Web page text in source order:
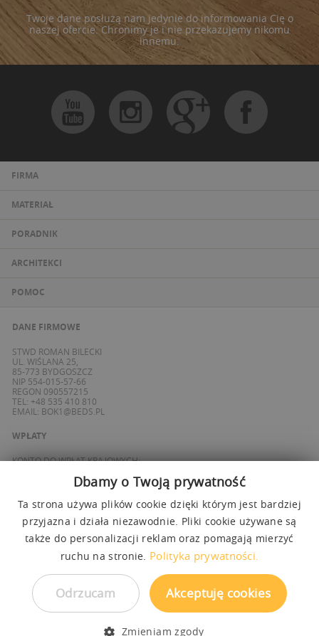
Twoje dane posłużą nam jedynie do informowania Cię o
naszej ofercie. Chronimy je i nie przekazujemy nikomu
innemu.
FIRMA
MATERIAŁ
PORADNIK
ARCHITEKCI
POMOC
DANE FIRMOWE
STWD ROMAN BILECKI
UL. WIŚLANA 25,
85-773 BYDGOSZCZ
NIP 554-015-57-66
REGON 090557215
TEL: +48 535 410 810
EMAIL: BOK1@BEDS.PL
WPŁATY
KONTO DO WPŁAT KRAJOWYCH:
69 1050 1139 1000 0090 8355 0765
KONTO DO WPŁAT SPOZA POLSKI / FOREIGN PAYMENTS:
BANK ING
PL 27 1050 1139 1000 0090 8358 3337
SWIFT: INGBPLPW
OBSŁUGUJEMY PŁATNOŚCI
Dbamy o Twoją prywatność
Ta strona używa plików cookie dzięki którym jest bardziej
przyjazna i działa niezawodnie. Pliki cookie używane są
także do personalizacji reklam oraz pomagają mierzyć
ruchu na stronie. Polityka prywatności.
Akceptuję cookies
Odrzucam
Zmieniam zgody